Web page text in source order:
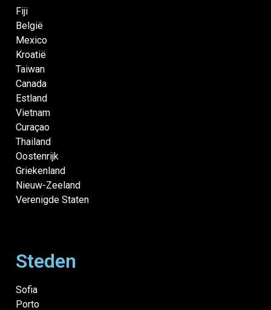
Fiji
België
Mexico
Kroatië
Taiwan
Canada
Estland
Vietnam
Curaçao
Thailand
Oostenrijk
Griekenland
Nieuw-Zeeland
Verenigde Staten
Steden
Sofia
Porto